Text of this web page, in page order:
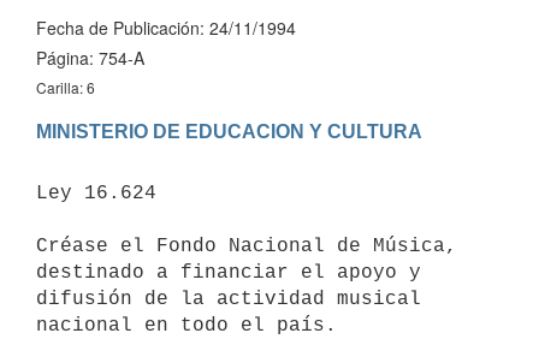
Fecha de Publicación: 24/11/1994
Página: 754-A
Carilla: 6
Ley 16.624
Créase el Fondo Nacional de Música,
destinado a financiar el apoyo y
difusión de la actividad musical
nacional en todo el país.